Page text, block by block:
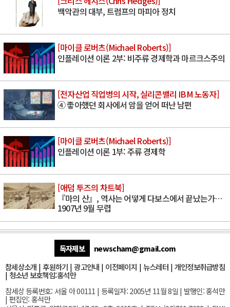
백악관의 대부, 트럼프의 마피아 정치
[마이클 로버츠(Michael Roberts)]
인플레이션 이론 2부: 비주류 경제학과 마르크스주의
[전자산업 직업병의 시작, 실리콘밸리 IBM 노동자]
④ 좋아했던 회사에서 암을 얻어 떠난 남편
[마이클 로버츠(Michael Roberts)]
인플레이션 이론 1부: 주류 경제학
[애덤 투즈의 차트북]
『마의 산』, 역사는 어떻게 다보스에서 끝났는가…
1907년 9월 무렵
독자제보
newscham@gmail.com
참세상소개 | 후원하기 |광고안내 | 이전페이지 | 뉴스레터| 개인정보취급방침
| 청소년 보호책임:홍석만
참세상 등록번호: 서울 아 00111 | 등록일자: 2005년 11월 8일 | 발행인: 홍석만
| 편집인: 홍석만